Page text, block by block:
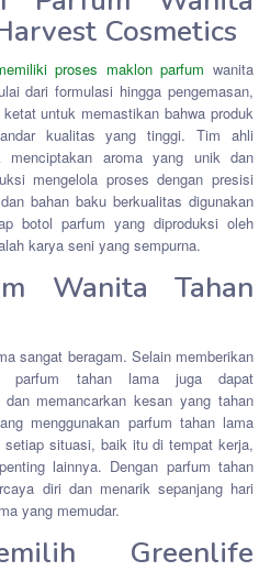
Cosmetics
proses maklon parfum wanita
dari formulasi hingga pengemasan,
untuk memastikan bahwa produk
kualitas yang tinggi. Tim ahli
menciptakan aroma yang unik dan
mengelola proses dengan presisi
bahan baku berkualitas digunakan
botol parfum yang diproduksi oleh
karya seni yang sempurna.
Wanita Tahan
sangat beragam. Selain memberikan
parfum tahan lama juga dapat
memancarkan kesan yang tahan
menggunakan parfum tahan lama
situasi, baik itu di tempat kerja,
lainnya. Dengan parfum tahan
diri dan menarik sepanjang hari
yang memudar.
Greenlife